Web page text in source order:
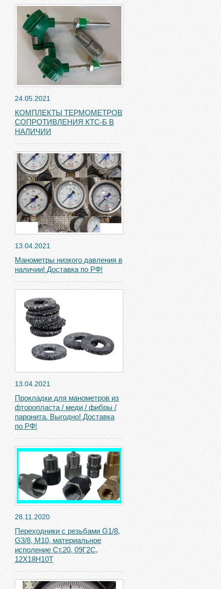
24.05.2021
КОМПЛЕКТЫ ТЕРМОМЕТРОВ
СОПРОТИВЛЕНИЯ КТС-Б В
НАЛИЧИИ
13.04.2021
Манометры низкого давления в
наличии! Доставка по РФ!
13.04.2021
Прокладки для манометров из
фторопласта / меди / фибры /
паронита. Выгодно! Доставка
по РФ!
28.11.2020
Переходники с резьбами G1/8,
G3/8, М10, материальное
исполение Ст.20, 09Г2С,
12Х18Н10Т